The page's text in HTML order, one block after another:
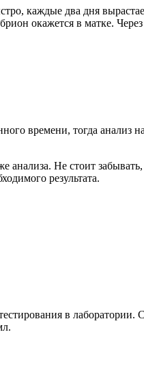
каждые два дня
окажется в матке. Через
времени, тогда анализ
анализа. Не стоит
результата.
в лаборатории.